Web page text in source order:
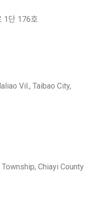
1단 176호
Vil., Taibao City,
Chiayi County